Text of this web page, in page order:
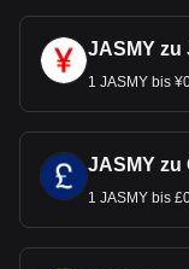
JASMY zu
1 JASMY bis
JASMY zu
1 JASMY bis